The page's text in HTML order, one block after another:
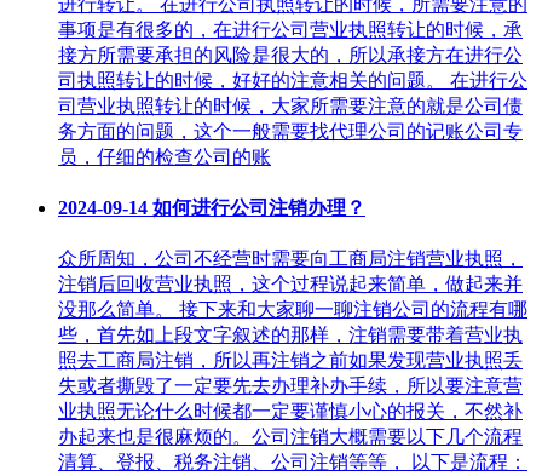
事项是有很多的，在进行公司营业执照转让的时候，承
接方所需要承担的风险是很大的，所以承接方在进行公
司执照转让的时候，好好的注意相关的问题。 在进行公
司营业执照转让的时候，大家所需要注意的就是公司债
务方面的问题，这个一般需要找代理公司的记账公司专
员，仔细的检查公司的账
2024-09-14 如何进行公司注销办理？
众所周知，公司不经营时需要向工商局注销营业执照，
注销后回收营业执照，这个过程说起来简单，做起来并
没那么简单。 接下来和大家聊一聊注销公司的流程有哪
些，首先如上段文字叙述的那样，注销需要带着营业执
照去工商局注销，所以再注销之前如果发现营业执照丢
失或者撕毁了一定要先去办理补办手续，所以要注意营
业执照无论什么时候都一定要谨慎小心的报关，不然补
办起来也是很麻烦的。公司注销大概需要以下几个流程
清算、登报、税务注销、公司注销等等， 以下是流程：